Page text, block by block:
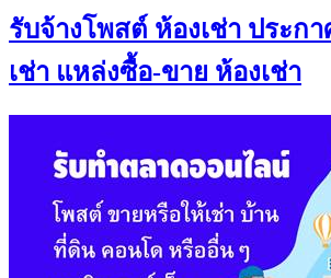
รับจ้างโพสต์ ห้องเช่า ประก
เช่า แหล่งซื้อ-ขาย ห้องเช่า